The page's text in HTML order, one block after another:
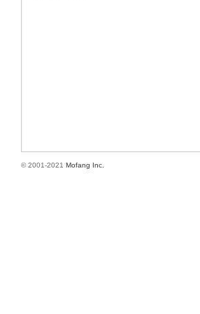
© 2001-2021 Mofang Inc.